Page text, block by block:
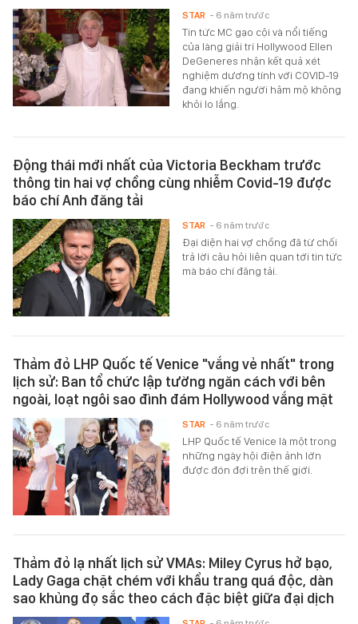
Tin tức MC gạo cội và nổi tiếng
của làng giải trí Hollywood Ellen
DeGeneres nhận kết quả xét
nghiệm dương tính với COVID-19
đang khiến người hâm mộ không
khỏi lo lắng.
STAR - 6 năm trước
Động thái mới nhất của Victoria Beckham trước
thông tin hai vợ chồng cùng nhiễm Covid-19 được
báo chí Anh đăng tải
Đại diện hai vợ chồng đã từ chối
trả lời câu hỏi liên quan tới tin tức
mà báo chí đăng tải.
STAR - 6 năm trước
Thảm đỏ LHP Quốc tế Venice "vắng vẻ nhất" trong
lịch sử: Ban tổ chức lập tường ngăn cách với bên
ngoài, loạt ngôi sao đình đám Hollywood vắng mặt
LHP Quốc tế Venice là một trong
những ngày hội điện ảnh lớn
được đón đợi trên thế giới.
STAR - 6 năm trước
Thảm đỏ lạ nhất lịch sử VMAs: Miley Cyrus hở bạo,
Lady Gaga chặt chém với khẩu trang quá độc, dàn
sao khủng đọ sắc theo cách đặc biệt giữa đại dịch